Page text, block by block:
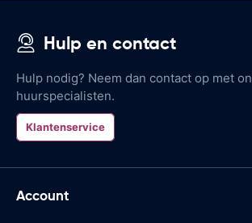
Hulp en contact
Hulp nodig? Neem dan contact op met
huurspecialisten.
Klantenservice
Account